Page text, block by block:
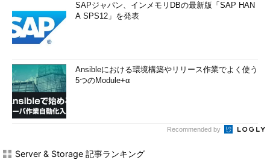
SAPジャパン、インメモリDBの最新版「SAP HAN
A SPS12」を発表
Ansibleにおける環境構築やリリース作業でよく使う
5つのModule+α
Recommended by
Server & Storage 記事ランキング